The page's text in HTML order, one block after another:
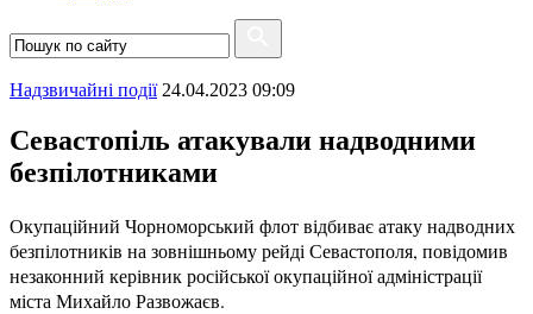
Надзвичайні події 24.04.2023 09:09
Севастопіль атакували надводними
безпілотниками
Окупаційний Чорноморський флот відбиває атаку надводних
безпілотників на зовнішньому рейді Севастополя, повідомив
незаконний керівник російської окупаційної адміністрації
міста Михайло Развожаєв.